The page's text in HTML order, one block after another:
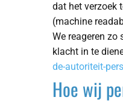
dat het verzoek
(machine
We reageren zo
klacht in te
de-autoriteit-
Hoe wij